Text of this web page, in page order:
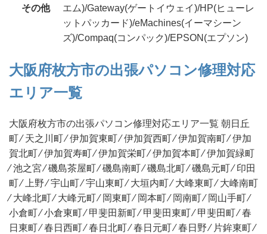
その他
エム)/Gateway(ゲートイウェイ)/HP(ヒューレ
ットパッカード)/eMachines(イーマシーン
ズ)/Compaq(コンパック)/EPSON(エプソン)
大阪府枚方市の出張パソコン修理対応
エリア一覧
大阪府枚方市の出張パソコン修理対応エリア一覧 朝日丘
町 ⁄ 天之川町 ⁄ 伊加賀東町 ⁄ 伊加賀西町 ⁄ 伊加賀南町 ⁄ 伊加
賀北町 ⁄ 伊加賀寿町 ⁄ 伊加賀栄町 ⁄ 伊加賀本町 ⁄ 伊加賀緑町
⁄ 池之宮 ⁄ 磯島茶屋町 ⁄ 磯島南町 ⁄ 磯島北町 ⁄ 磯島元町 ⁄ 印田
町 ⁄ 上野 ⁄ 宇山町 ⁄ 宇山東町 ⁄ 大垣内町 ⁄ 大峰東町 ⁄ 大峰南町
⁄ 大峰北町 ⁄ 大峰元町 ⁄ 岡東町 ⁄ 岡本町 ⁄ 岡南町 ⁄ 岡山手町 ⁄
小倉町 ⁄ 小倉東町 ⁄ 甲斐田新町 ⁄ 甲斐田東町 ⁄ 甲斐田町 ⁄ 春
日東町 ⁄ 春日西町 ⁄ 春日北町 ⁄ 春日元町 ⁄ 春日野 ⁄ 片鉾東町 ⁄